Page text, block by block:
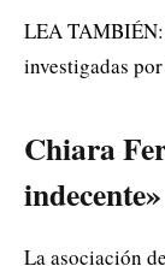
LEA
investigadas
Chiara
indecente»
La asociación